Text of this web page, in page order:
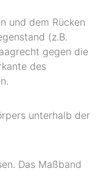
und dem Rücken
(z.B.
gegen die
des
unterhalb der
Das Maßband